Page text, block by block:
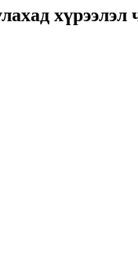
хүрээлэл